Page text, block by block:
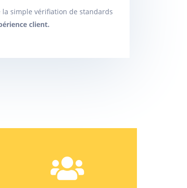
simple vérifiation de standards
client.